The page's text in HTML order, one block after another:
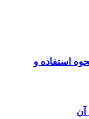
استفاده و
آن